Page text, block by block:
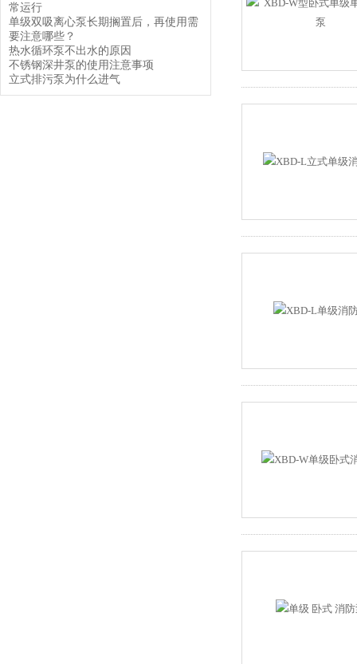
常运行
单级双吸离心泵长期搁置后，再使用需
要注意哪些？
热水循环泵不出水的原因
不锈钢深井泵的使用注意事项
立式排污泵为什么进气